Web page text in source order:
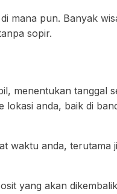
mana pun. Banyak
sopir.
menentukan tanggal
lokasi anda, baik di
waktu anda, terutama
yang akan